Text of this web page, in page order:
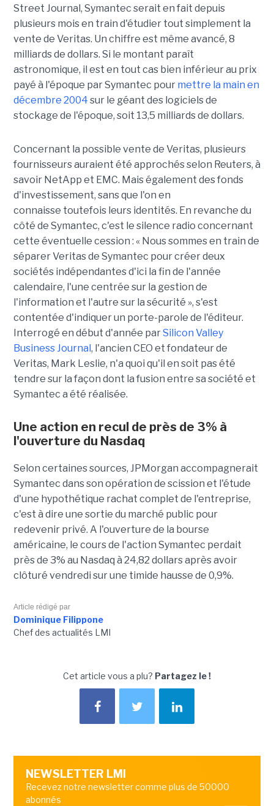
Street Journal, Symantec serait en fait depuis
plusieurs mois en train d'étudier tout simplement la
vente de Veritas. Un chiffre est même avancé, 8
milliards de dollars. Si le montant paraît
astronomique, il est en tout cas bien inférieur au prix
payé à l'époque par Symantec pour mettre la main en
décembre 2004 sur le géant des logiciels de
stockage de l'époque, soit 13,5 milliards de dollars.
Concernant la possible vente de Veritas, plusieurs
fournisseurs auraient été approchés selon Reuters, à
savoir NetApp et EMC. Mais également des fonds
d'investissement, sans que l'on en
connaisse toutefois leurs identités. En revanche du
côté de Symantec, c'est le silence radio concernant
cette éventuelle cession : « Nous sommes en train de
séparer Veritas de Symantec pour créer deux
sociétés indépendantes d'ici la fin de l'année
calendaire, l'une centrée sur la gestion de
l'information et l'autre sur la sécurité », s'est
contentée d'indiquer un porte-parole de l'éditeur.
Interrogé en début d'année parSilicon Valley
Business Journal , l'ancien CEO et fondateur de
Veritas, Mark Leslie, n'a quoi qu'il en soit pas été
tendre sur la façon dont la fusion entre sa société et
Symantec a été réalisée.
Une action en recul de près de 3% à
l'ouverture du Nasdaq
Selon certaines sources, JPMorgan accompagnerait
Symantec dans son opération de scission et l'étude
d'une hypothétique rachat complet de l'entreprise,
c'est à dire une sortie du marché public pour
redevenir privé. A l'ouverture de la bourse
américaine, le cours de l'action Symantec perdait
près de 3% au Nasdaq à 24,82 dollars après avoir
clôturé vendredi sur une timide hausse de 0,9%.
Article rédigé par
Dominique Filippone
Chef des actualités LMI
Cet article vous a plu? Partagez le !
NEWSLETTER LMI
Recevez notre newsletter comme plus de 50000
abonnés